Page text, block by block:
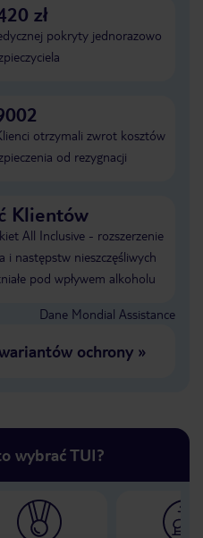
zł
pokryty jednorazowo
otrzymali zwrot kosztów
od rezygnacji
Klientów
All Inclusive - rozszerzenie
i następstw nieszczęśliwych
pod wpływem alkoholu
Dane Mondial Assistance
ochrony»
wybrać TUI?